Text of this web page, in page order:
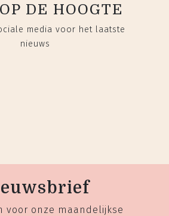
DE HOOGTE
media voor het laatste
nieuws
voor onze maandelijkse